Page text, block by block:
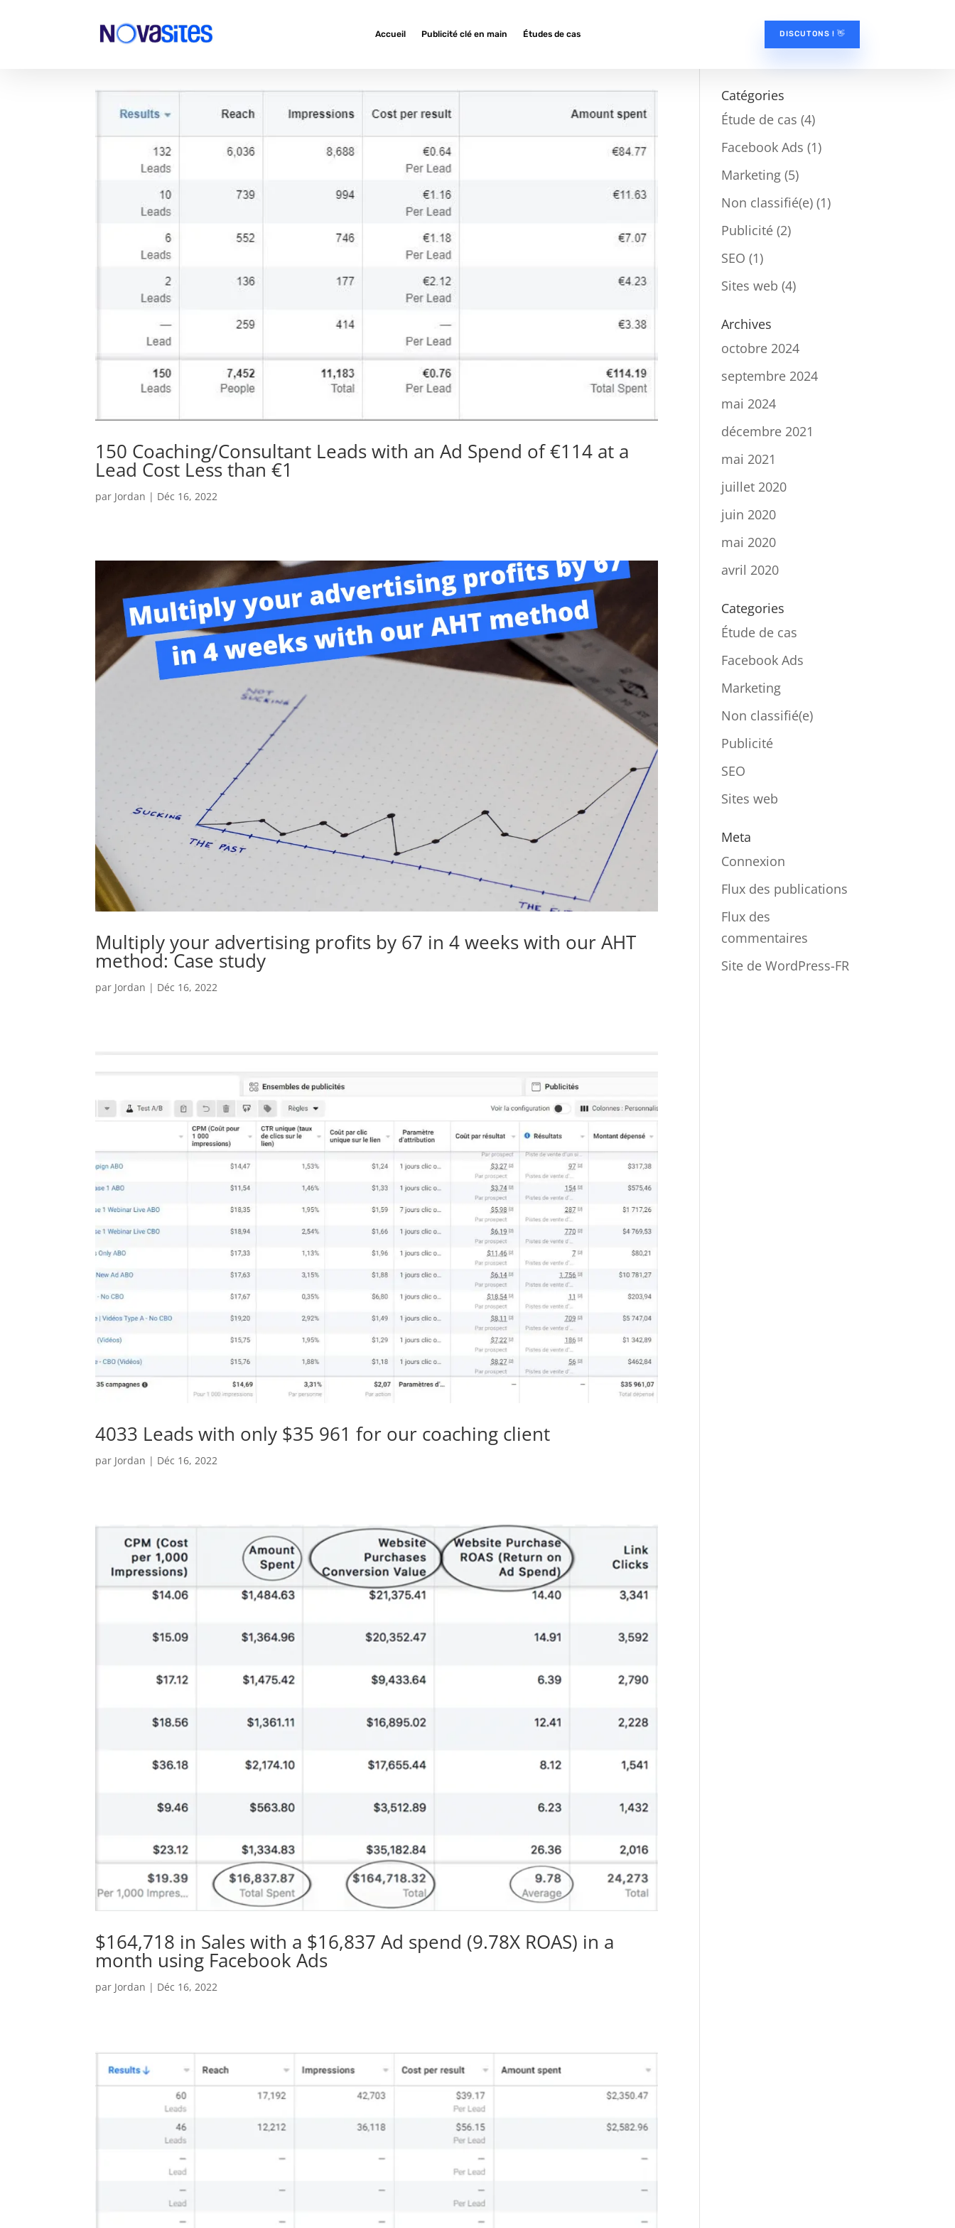
Accueil Publicité clé en main Études de cas DISCUTONS ! 👋
150 Coaching/Consultant Leads with an Ad Spend of €114 at a
Lead Cost Less than €1
par Jordan | Déc 16, 2022
Multiply your advertising profits by 67 in 4 weeks with our AHT
method: Case study
par Jordan | Déc 16, 2022
4033 Leads with only $35 961 for our coaching client
par Jordan | Déc 16, 2022
$164,718 in Sales with a $16,837 Ad spend (9.78X ROAS) in a
month using Facebook Ads
par Jordan | Déc 16, 2022
Catégories
Étude de cas (4)
Facebook Ads (1)
Marketing (5)
Non classifié(e) (1)
Publicité (2)
SEO (1)
Sites web (4)
Archives
octobre 2024
septembre 2024
mai 2024
décembre 2021
mai 2021
juillet 2020
juin 2020
mai 2020
avril 2020
Categories
Étude de cas
Facebook Ads
Marketing
Non classifié(e)
Publicité
SEO
Sites web
Meta
Connexion
Flux des publications
Flux des
commentaires
Site de WordPress-FR